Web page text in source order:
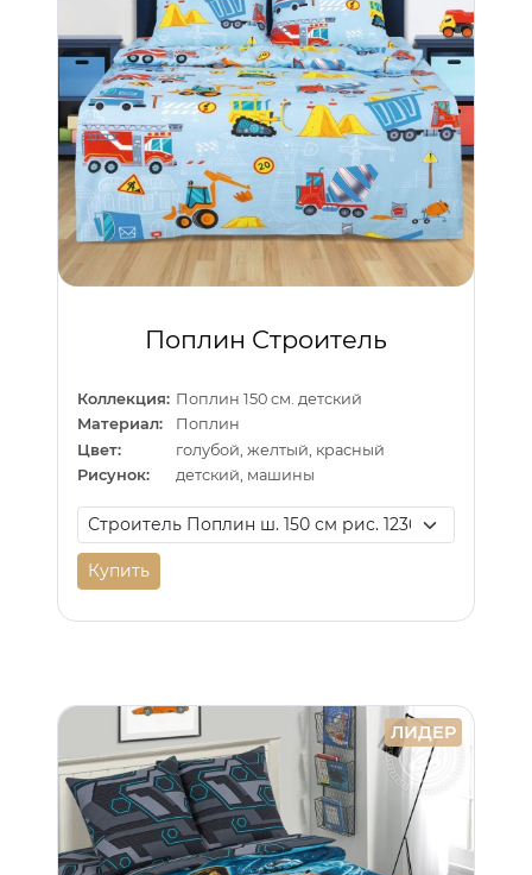
Поплин Строитель
Коллекция: Поплин 150 см. детский
Материал:
Поплин
Цвет:
голубой, желтый, красный
Рисунок:
детский, машины
Купить
ЛИДЕР